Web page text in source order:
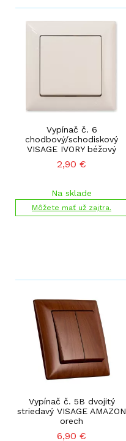
Vypínač č. 6
chodbový/schodiskový
VISAGE IVORY béžový
2,90 €
Na sklade
Môžete mať už zajtra.
Vypínač č. 5B dvojitý
striedavý VISAGE AMAZON
orech
6,90 €